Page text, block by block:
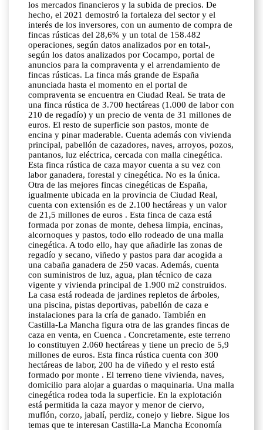
los mercados financieros y la subida de precios. De
hecho, el 2021 demostró la fortaleza del sector y el
interés de los inversores, con un aumento de compra de
fincas rústicas del 28,6% y un total de 158.482
operaciones, según datos analizados por en total-,
según los datos analizados por Cocampo, portal de
anuncios para la compraventa y el arrendamiento de
fincas rústicas. La finca más grande de España
anunciada hasta el momento en el portal de
compraventa se encuentra en Ciudad Real. Se trata de
una finca rústica de 3.700 hectáreas (1.000 de labor con
210 de regadío) y un precio de venta de 31 millones de
euros. El resto de superficie son pastos, monte de
encina y pinar maderable. Cuenta además con vivienda
principal, pabellón de cazadores, naves, arroyos, pozos,
pantanos, luz eléctrica, cercada con malla cinegética.
Esta finca rústica de caza mayor cuenta a su vez con
labor ganadera, forestal y cinegética. No es la única.
Otra de las mejores fincas cinegéticas de España,
igualmente ubicada en la provincia de Ciudad Real,
cuenta con extensión es de 2.100 hectáreas y un valor
de 21,5 millones de euros . Esta finca de caza está
formada por zonas de monte, dehesa limpia, encinas,
alcornoques y pastos, todo ello rodeado de una malla
cinegética. A todo ello, hay que añadirle las zonas de
regadío y secano, viñedo y pastos para dar acogida a
una cabaña ganadera de 250 vacas. Además, cuenta
con suministros de luz, agua, plan técnico de caza
vigente y vivienda principal de 1.900 m2 construidos.
La casa está rodeada de jardines repletos de árboles,
una piscina, pistas deportivas, pabellón de caza e
instalaciones para la cría de ganado. También en
Castilla-La Mancha figura otra de las grandes fincas de
caza en venta, en Cuenca . Concretamente, este terreno
lo constituyen 2.060 hectáreas y tiene un precio de 5,9
millones de euros. Esta finca rústica cuenta con 300
hectáreas de labor, 200 ha de viñedo y el resto está
formado por monte . El terreno tiene vivienda, naves,
domicilio para alojar a guardas o maquinaria. Una malla
cinegética rodea toda la superficie. En la explotación
está permitida la caza mayor y menor de ciervo,
muflón, corzo, jabalí, perdiz, conejo y liebre. Sigue los
temas que te interesan Castilla-La Mancha Economía